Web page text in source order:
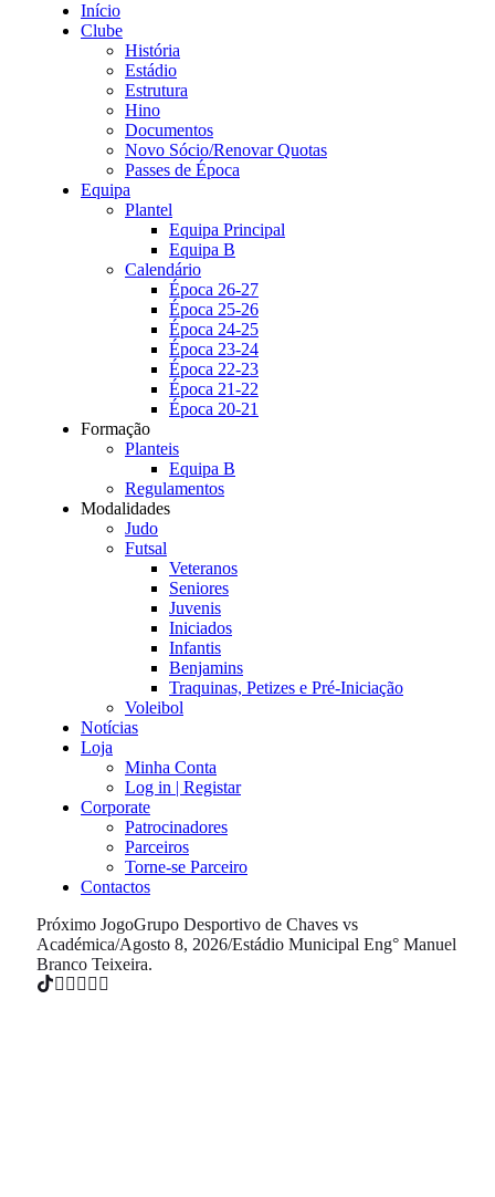
Início
Clube
História
Estádio
Estrutura
Hino
Documentos
Novo Sócio/Renovar Quotas
Passes de Época
Equipa
Plantel
Equipa Principal
Equipa B
Calendário
Época 26-27
Época 25-26
Época 24-25
Época 23-24
Época 22-23
Época 21-22
Época 20-21
Formação
Planteis
Equipa B
Regulamentos
Modalidades
Judo
Futsal
Veteranos
Seniores
Juvenis
Iniciados
Infantis
Benjamins
Traquinas, Petizes e Pré-Iniciação
Voleibol
Notícias
Loja
Minha Conta
Log in | Registar
Corporate
Patrocinadores
Parceiros
Torne-se Parceiro
Contactos
Próximo JogoGrupo Desportivo de Chaves vs
Académica/Agosto 8, 2026/Estádio Municipal Eng° Manuel
Branco Teixeira.